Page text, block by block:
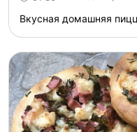
Вкусная домашняя